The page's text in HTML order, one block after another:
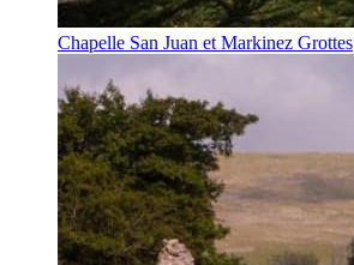
Chapelle San Juan et Markinez Grottes